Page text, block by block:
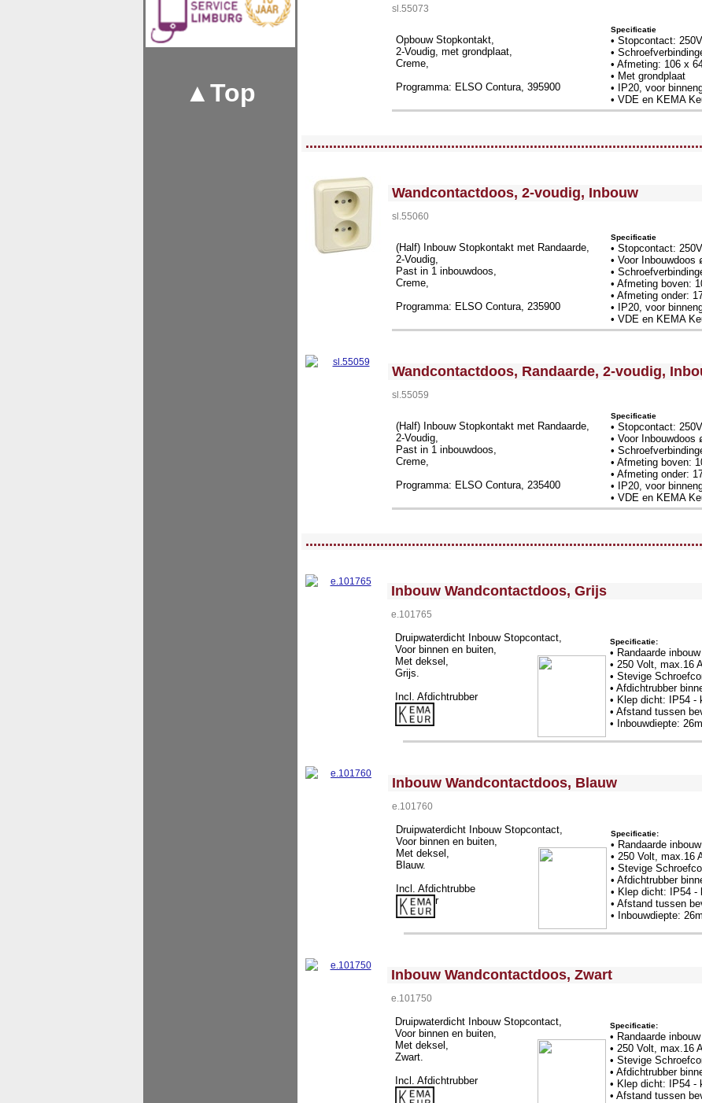
▲Top
sl.55073
Opbouw Stopkontakt,
2-Voudig, met grondplaat,
Creme,
Programma: ELSO Contura, 395900
Specificatie
• Stopcontact:
•
• Afmeting: 106 x
• Met grondplaat
• IP20, voor
• VDE en KEMA
<!-- MakeFullWidth0 --><!-- MakeFullWidth1 --><!-- MakeFullWidth2 --><!-- MakeFullWidth3 --><!-- MakeFullWidth4 --><!-- MakeFullWidth5 --><!-- MakeFullWidth6 --><!-- MakeFullWidth7 --><!-- MakeFullWidth8 --><!-- MakeFullWidth9 --><!-- MakeFullWidth10 --><!-- MakeFullWidth11 --><!-- MakeFullWidth12 --><!-- MakeFullWidth13 --><!-- MakeFullWidth14 --><!-- MakeFullWidth15 --><!-- MakeFullWidth16 --><!-- MakeFullWidth17 --><!-- MakeFullWidth18 --><!-- MakeFullWidth19 -->
Wandcontactdoos, 2-voudig, Inbouw
sl.55060
(Half) Inbouw Stopkontakt met Randaarde,
2-Voudig,
Past in 1 inbouwdoos,
Creme,
Programma: ELSO Contura, 235900
Specificatie
• Stopcontact:
• Voor Inbouwdoos
•
• Afmeting boven:
• Afmeting onder:
• IP20, voor
• VDE en KEMA
<!-- MakeFullWidth0 --><!-- MakeFullWidth1 --><!-- MakeFullWidth2 --><!-- MakeFullWidth3 --><!-- MakeFullWidth4 --><!-- MakeFullWidth5 --><!-- MakeFullWidth6 --><!-- MakeFullWidth7 --><!-- MakeFullWidth8 --><!-- MakeFullWidth9 --><!-- MakeFullWidth10 --><!-- MakeFullWidth11 --><!-- MakeFullWidth12 --><!-- MakeFullWidth13 --><!-- MakeFullWidth14 --><!-- MakeFullWidth15 --><!-- MakeFullWidth16 --><!-- MakeFullWidth17 --><!-- MakeFullWidth18 --><!-- MakeFullWidth19 -->
Wandcontactdoos, Randaarde, 2-voudig,
sl.55059
(Half) Inbouw Stopkontakt met Randaarde,
2-Voudig,
Past in 1 inbouwdoos,
Creme,
Programma: ELSO Contura, 235400
Specificatie
• Stopcontact:
• Voor Inbouwdoos
•
• Afmeting boven:
• Afmeting onder:
• IP20, voor
• VDE en KEMA
<!-- MakeFullWidth0 --><!-- MakeFullWidth1 --><!-- MakeFullWidth2 --><!-- MakeFullWidth3 --><!-- MakeFullWidth4 --><!-- MakeFullWidth5 --><!-- MakeFullWidth6 --><!-- MakeFullWidth7 --><!-- MakeFullWidth8 --><!-- MakeFullWidth9 --><!-- MakeFullWidth10 --><!-- MakeFullWidth11 --><!-- MakeFullWidth12 --><!-- MakeFullWidth13 --><!-- MakeFullWidth14 --><!-- MakeFullWidth15 --><!-- MakeFullWidth16 --><!-- MakeFullWidth17 --><!-- MakeFullWidth18 --><!-- MakeFullWidth19 -->
Inbouw Wandcontactdoos, Grijs
e.101765
Druipwaterdicht Inbouw Stopcontact,
Voor binnen en buiten,
Met deksel,
Grijs.
Incl. Afdichtrubber
Specificatie:
• Randaarde
• 250 Volt, max.16
• Stevige
• Afdichtrubber
• Klep dicht: IP54 -
• Afstand tussen
• Inbouwdiepte:
<!-- MakeFullWidth0 --><!-- MakeFullWidth1 --><!-- MakeFullWidth2 --><!-- MakeFullWidth3 --><!-- MakeFullWidth4 --><!-- MakeFullWidth5 --><!-- MakeFullWidth6 --><!-- MakeFullWidth7 --><!-- MakeFullWidth8 --><!-- MakeFullWidth9 --><!-- MakeFullWidth10 --><!-- MakeFullWidth11 --><!-- MakeFullWidth12 --><!-- MakeFullWidth13 --><!-- MakeFullWidth14 --><!-- MakeFullWidth15 --><!-- MakeFullWidth16 --><!-- MakeFullWidth17 --><!-- MakeFullWidth18 --><!-- MakeFullWidth19 -->
Inbouw Wandcontactdoos, Blauw
e.101760
Druipwaterdicht Inbouw Stopcontact,
Voor binnen en buiten,
Met deksel,
Blauw.
Incl. Afdichtrubbe
r
Specificatie:
• Randaarde
• 250 Volt, max.16
• Stevige
• Afdichtrubber
• Klep dicht: IP54 -
• Afstand tussen
• Inbouwdiepte:
<!-- MakeFullWidth0 --><!-- MakeFullWidth1 --><!-- MakeFullWidth2 --><!-- MakeFullWidth3 --><!-- MakeFullWidth4 --><!-- MakeFullWidth5 --><!-- MakeFullWidth6 --><!-- MakeFullWidth7 --><!-- MakeFullWidth8 --><!-- MakeFullWidth9 --><!-- MakeFullWidth10 --><!-- MakeFullWidth11 --><!-- MakeFullWidth12 --><!-- MakeFullWidth13 --><!-- MakeFullWidth14 --><!-- MakeFullWidth15 --><!-- MakeFullWidth16 --><!-- MakeFullWidth17 --><!-- MakeFullWidth18 --><!-- MakeFullWidth19 -->
Inbouw Wandcontactdoos, Zwart
e.101750
Druipwaterdicht Inbouw Stopcontact,
Voor binnen en buiten,
Met deksel,
Zwart.
Incl. Afdichtrubber
Specificatie:
• Randaarde
• 250 Volt, max.16
• Stevige
• Afdichtrubber
• Klep dicht: IP54 -
• Afstand tussen